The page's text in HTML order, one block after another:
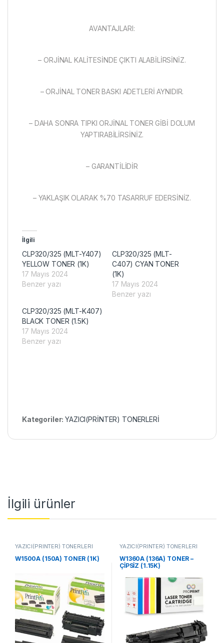
AVANTAJLARI:
– ORJİNAL KALİTESİNDE ÇIKTI ALABİLİRSİNİZ.
– ORJİNAL TONER BASKI ADETLERİ AYNIDIR.
– DAHA SONRA TIPKI ORJİNAL TONER GİBİ DOLUM
YAPTIRABİLİRSİNİZ.
– GARANTİLİDİR
– YAKLAŞIK OLARAK %70 TASARRUF EDERSİNİZ.
İlgili
CLP320/325 (MLT-Y407)
YELLOW TONER (1K)
17 Mayıs 2024
Benzer yazı
CLP320/325 (MLT-
C407) CYAN TONER
(1K)
17 Mayıs 2024
Benzer yazı
CLP320/325 (MLT-K407)
BLACK TONER (1.5K)
17 Mayıs 2024
Benzer yazı
Kategoriler:YAZICI(PRİNTER) TONERLERİ
İlgili ürünler
YAZICI(PRİNTER) TONERLERİ
W1500A (150A) TONER (1K)
YAZICI(PRİNTER) TONERLERİ
W1360A (136A) TONER –
ÇİPSİZ (1.15K)